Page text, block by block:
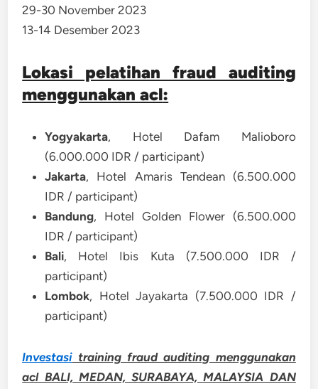
29-30 November 2023
13-14 Desember 2023
Lokasi pelatihan fraud auditing
menggunakan acl:
Yogyakarta, Hotel Dafam Malioboro
(6.000.000 IDR / participant)
Jakarta, Hotel Amaris Tendean (6.500.000
IDR / participant)
Bandung, Hotel Golden Flower (6.500.000
IDR / participant)
Bali, Hotel Ibis Kuta (7.500.000 IDR /
participant)
Lombok, Hotel Jayakarta (7.500.000 IDR /
participant)
Investasitraining fraud auditing menggunakan
acl BALI, MEDAN, SURABAYA, MALAYSIA DAN